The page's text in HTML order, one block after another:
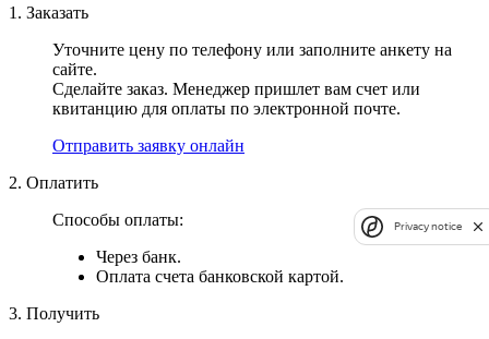
1. Заказать
Уточните цену по телефону или заполните анкету на
сайте.
Сделайте заказ. Менеджер пришлет вам счет или
квитанцию для оплаты по электронной почте.
Отправить заявку онлайн
2. Оплатить
Способы оплаты:
Через банк.
Оплата счета банковской картой.
3. Получить
Privacy notice